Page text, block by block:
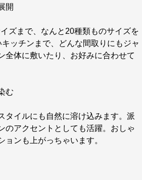
開
ズまで、なんと20種類ものサイズを
ッチンまで、どんな間取りにもジャ
全体に敷いたり、お好みに合わせて
む
タイルにも自然に溶け込みます。派
のアクセントとしても活躍。おしゃ
ンも上がっちゃいます。